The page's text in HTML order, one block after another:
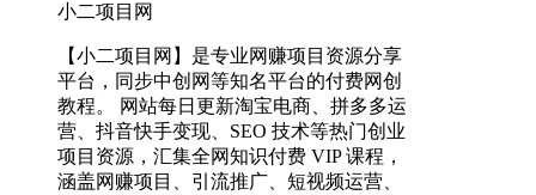
小二项目网
【小二项目网】是专业网赚项目资源分享
平台，同步中创网等知名平台的付费网创
教程。 网站每日更新淘宝电商、拼多多运
营、抖音快手变现、SEO 技术等热门创业
项目资源，汇集全网知识付费 VIP 课程，
涵盖网赚项目、引流推广、短视频运营、